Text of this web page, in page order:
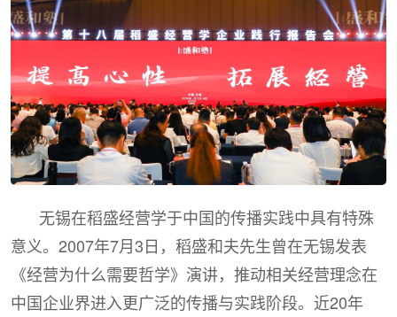
无锡在稻盛经营学于中国的传播实践中具有特殊
意义。2007年7月3日，稻盛和夫先生曾在无锡发表
《经营为什么需要哲学》演讲，推动相关经营理念在
中国企业界进入更广泛的传播与实践阶段。近20年